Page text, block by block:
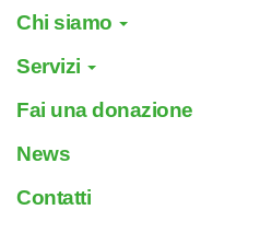
Chi siamo
Servizi
Fai una donazione
News
Contatti